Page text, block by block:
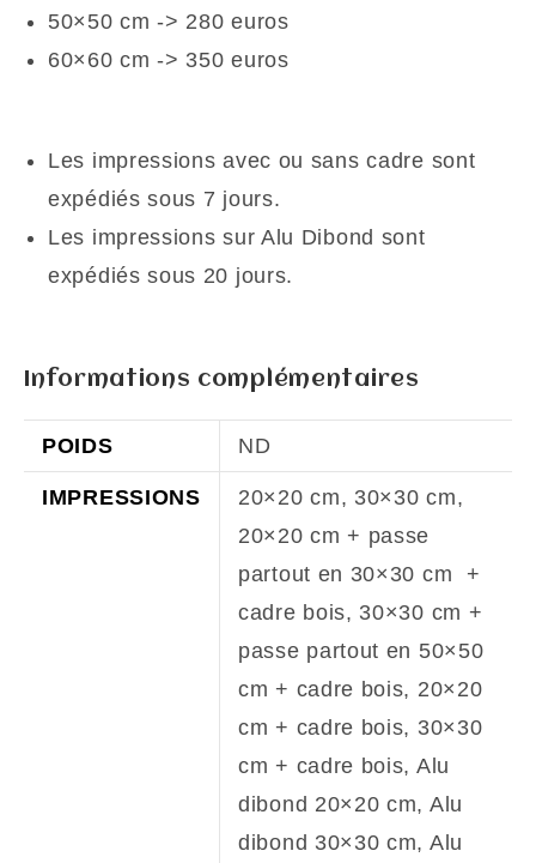
50×50 cm -> 280 euros
60×60 cm -> 350 euros
Les impressions avec ou sans cadre sont
expédiés sous 7 jours.
Les impressions sur Alu Dibond sont
expédiés sous 20 jours.
Informations complémentaires
POIDS ND
IMPRESSIONS
20×20 cm, 30×30 cm,
20×20 cm + passe
partout en 30×30 cm +
cadre bois, 30×30 cm +
passe partout en 50×50
cm + cadre bois, 20×20
cm + cadre bois, 30×30
cm + cadre bois, Alu
dibond 20×20 cm, Alu
dibond 30×30 cm, Alu